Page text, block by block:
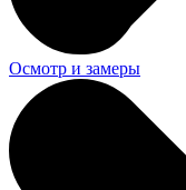
Осмотр и замеры